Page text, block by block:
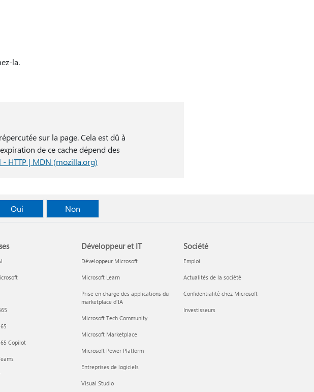
la.
sur la page. Cela est dû à
de ce cache dépend des
- HTTP | MDN (mozilla.org)
Oui Non
Copilot
Développeur et IT
Développeur Microsoft
Microsoft Learn
Prise en charge des applications du
marketplace d’IA
Microsoft Tech Community
Microsoft Marketplace
Microsoft Power Platform
Entreprises de logiciels
Visual Studio
Société
Emploi
Actualités de la société
Confidentialité chez Microsoft
Investisseurs